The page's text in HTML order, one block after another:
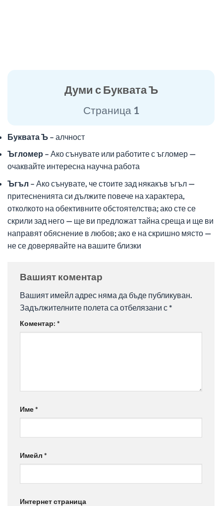
Думи с Буквата Ъ
Страница 1
Буквата Ъ – алчност
Ъгломер – Ако сънувате или работите с ъгломер —
очаквайте интересна научна работа
Ъгъл – Ако сънувате, че стоите зад някакъв ъгъл —
притесненията си дължите повече на характера,
отколкото на обективните обстоятелства; ако сте се
скрили зад него — ще ви предложат тайна среща и ще ви
направят обяснение в любов; ако е на скришно място —
не се доверявайте на вашите близки
Вашият коментар
Вашият имейл адрес няма да бъде публикуван.
Задължителните полета са отбелязани с*
Коментар: *
Име*
Имейл *
Интернет страница